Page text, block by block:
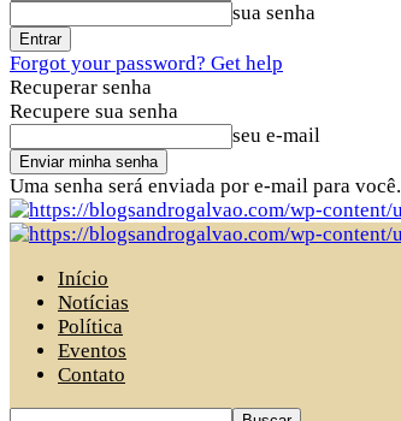
sua senha
Forgot your password? Get help
Recuperar senha
Recupere sua senha
seu e-mail
Uma senha será enviada por e-mail para você.
Início
Notícias
Política
Eventos
Contato